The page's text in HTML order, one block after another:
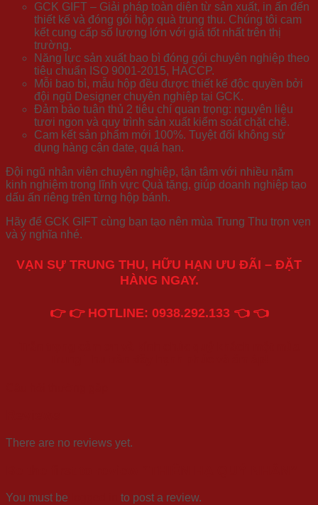
GCK GIFT – Giải pháp toàn diện từ sản xuất, in ấn đến
thiết kế và đóng gói hộp quà trung thu. Chúng tôi cam
kết cung cấp số lượng lớn với giá tốt nhất trên thị
trường.
Năng lực sản xuất bao bì đóng gói chuyên nghiệp theo
tiêu chuẩn ISO 9001-2015, HACCP.
Mỗi bao bì, mẫu hộp đều được thiết kế độc quyền bởi
đội ngũ Designer chuyên nghiệp tại GCK.
Đảm bảo tuân thủ 2 tiêu chí quan trọng: nguyên liệu
tươi ngon và quy trình sản xuất kiểm soát chặt chẽ.
Cam kết sản phẩm mới 100%. Tuyệt đối không sử
dụng hàng cận date, quá hạn.
Đội ngũ nhân viên chuyên nghiệp, tận tâm với nhiều năm
kinh nghiệm trong lĩnh vực Quà tặng, giúp doanh nghiệp tạo
dấu ấn riêng trên từng hộp bánh.
Hãy để GCK GIFT cùng bạn tạo nên mùa Trung Thu trọn vẹn
và ý nghĩa nhé.
VẠN SỰ TRUNG THU, HỮU HẠN ƯU ĐÃI – ĐẶT
HÀNG NGAY.
👉 👉 HOTLINE: 0938.292.133 👈 👈
There are no reviews yet.
You must be to post a review.